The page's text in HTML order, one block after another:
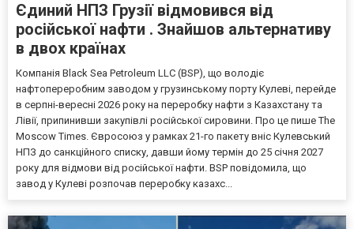
Єдиний НПЗ Грузії відмовився від
російської нафти . Знайшов альтернативу
в двох країнах
Компанія Black Sea Petroleum LLC (BSP), що володіє
нафтопереробним заводом у грузинському порту Кулеві, перейде
в серпні-вересні 2026 року на переробку нафти з Казахстану та
Лівії, припинивши закупівлі російської сировини. Про це пише The
Moscow Times. Євросоюз у рамках 21-го пакету вніс Кулевський
НПЗ до санкційного списку, давши йому термін до 25 січня 2027
року для відмови від російської нафти. BSP повідомила, що
завод у Кулеві розпочав переробку казахс...